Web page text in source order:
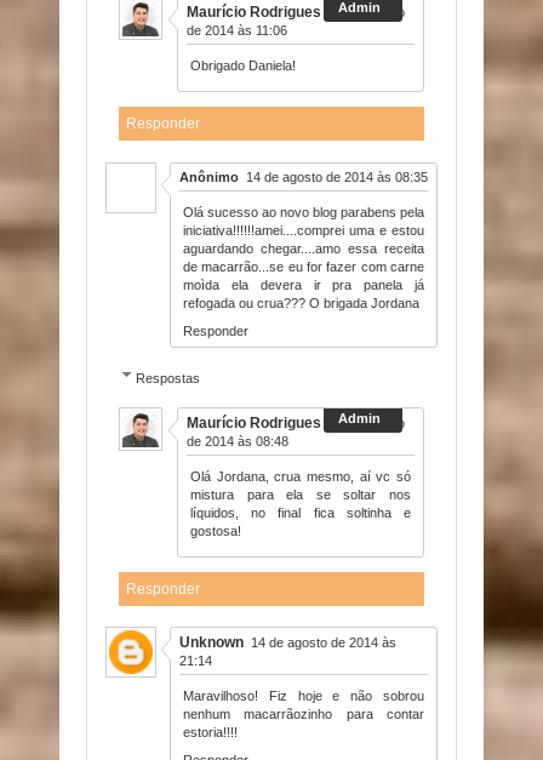
Maurício Rodrigues
13 de agosto
de 2014 às 11:06
Obrigado Daniela!
Responder
Anônimo 14 de agosto de 2014 às 08:35
Olá sucesso ao novo blog parabens pela
iniciativa!!!!!!amei....comprei uma e estou
aguardando chegar....amo essa receita
de macarrão...se eu for fazer com carne
moìda ela devera ir pra panela já
refogada ou crua??? O brigada Jordana
Responder
Respostas
Maurício Rodrigues
14 de agosto
de 2014 às 08:48
Olá Jordana, crua mesmo, aí vc só
mistura para ela se soltar nos
líquidos, no final fica soltinha e
gostosa!
Responder
Unknown 14 de agosto de 2014 às
21:14
Maravilhoso! Fiz hoje e não sobrou
nenhum macarrãozinho para contar
estoria!!!!